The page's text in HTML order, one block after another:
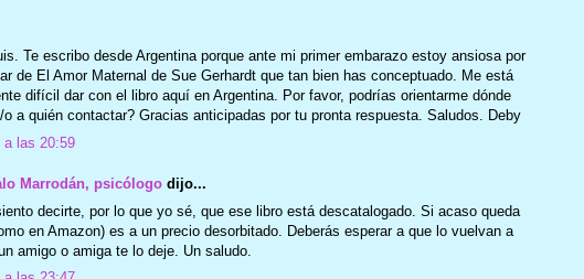
Te escribo desde Argentina porque ante mi primer embarazo estoy ansiosa por
de El Amor Maternal de Sue Gerhardt que tan bien has conceptuado. Me está
difícil dar con el libro aquí en Argentina. Por favor, podrías orientarme dónde
o a quién contactar? Gracias anticipadas por tu pronta respuesta. Saludos. Deby
a las 20:59
Marrodán, psicólogodijo...
decirte, por lo que yo sé, que ese libro está descatalogado. Si acaso queda
en Amazon) es a un precio desorbitado. Deberás esperar a que lo vuelvan a
amigo o amiga te lo deje. Un saludo.